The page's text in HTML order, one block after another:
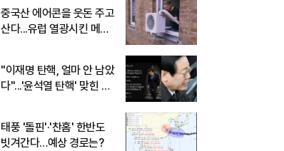
중국산 에어콘을 웃돈 주고
산다...유럽 열광시킨 메이
"이재명 탄핵, 얼마 안 남았
다"...'윤석열 탄핵' 맞힌 무
태풍 '돌핀'·'찬홈' 한반도
빗겨간다…예상 경로는?